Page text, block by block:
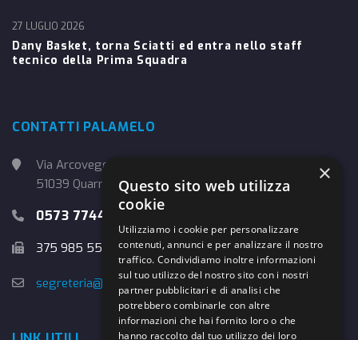
Dany Basket, torna Sciatti ed entra nello staff
tecnico della Prima Squadra
27 LUGLIO 2026
CONTATTI PALAMELO
Via Arcoveggio, 4
51039 Quarrata (PT)
0573 774457
375 985 5526
segreteria@danybasket.it
×
Questo sito web utilizza
cookie
Utilizziamo i cookie per personalizzare
contenuti, annunci e per analizzare il nostro
traffico. Condividiamo inoltre informazioni
sul tuo utilizzo del nostro sito con i nostri
partner pubblicitari e di analisi che
potrebbero combinarle con altre
informazioni che hai fornito loro o che
hanno raccolto dal tuo utilizzo dei loro